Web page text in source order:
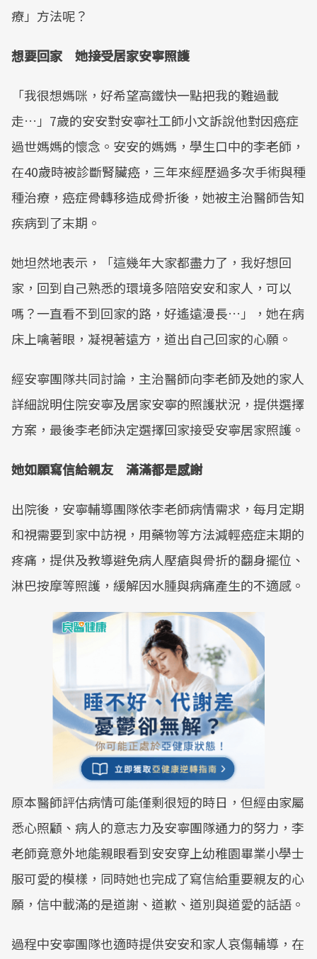
療」方法呢？
想要回家 她接受居家安寧照護
「我很想媽咪，好希望高鐵快一點把我的難過載
走…」7歲的安安對安寧社工師小文訴說他對因癌症
過世媽媽的懷念。安安的媽媽，學生口中的李老師，
在40歲時被診斷腎臟癌，三年來經歷過多次手術與種
種治療，癌症骨轉移造成骨折後，她被主治醫師告知
疾病到了末期。
她坦然地表示，「這幾年大家都盡力了，我好想回
家，回到自己熟悉的環境多陪陪安安和家人，可以
嗎？一直看不到回家的路，好遙遠漫長…」，她在病
床上噙著眼，凝視著遠方，道出自己回家的心願。
經安寧團隊共同討論，主治醫師向李老師及她的家人
詳細說明住院安寧及居家安寧的照護狀況，提供選擇
方案，最後李老師決定選擇回家接受安寧居家照護。
她如願寫信給親友 滿滿都是感謝
出院後，安寧輔導團隊依李老師病情需求，每月定期
和視需要到家中訪視，用藥物等方法減輕癌症末期的
疼痛，提供及教導避免病人壓瘡與骨折的翻身擺位、
淋巴按摩等照護，緩解因水腫與病痛產生的不適感。
原本醫師評估病情可能僅剩很短的時日，但經由家屬
悉心照顧、病人的意志力及安寧團隊通力的努力，李
老師竟意外地能親眼看到安安穿上幼稚園畢業小學士
服可愛的模樣，同時她也完成了寫信給重要親友的心
願，信中載滿的是道謝、道歉、道別與道愛的話語。
過程中安寧團隊也適時提供安安和家人哀傷輔導，在